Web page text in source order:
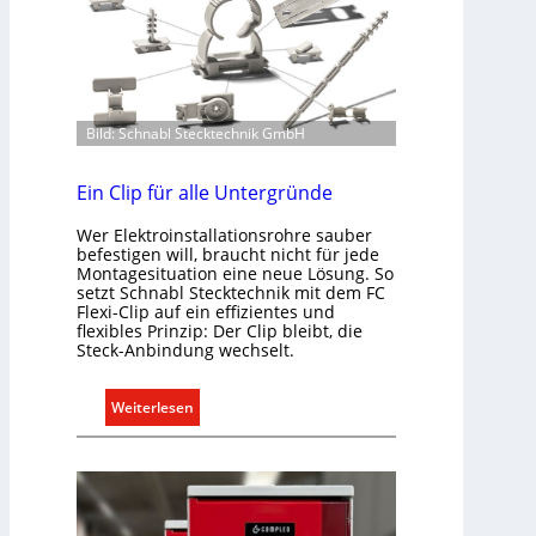
s
s
n
u
d
e
g
e
l
n
m
m
u
n
i
a
i
o
n
m
i
t
S
s
e
m
Bild: Schnabl Stecktechnik GmbH
Ein Clip für alle Untergründe
Wer Elektroinstallationsrohre sauber
befestigen will, braucht nicht für jede
Montagesituation eine neue Lösung. So
setzt Schnabl Stecktechnik mit dem FC
Flexi-Clip auf ein effizientes und
flexibles Prinzip: Der Clip bleibt, die
Steck-Anbindung wechselt.
Weiterlesen
E
n
C